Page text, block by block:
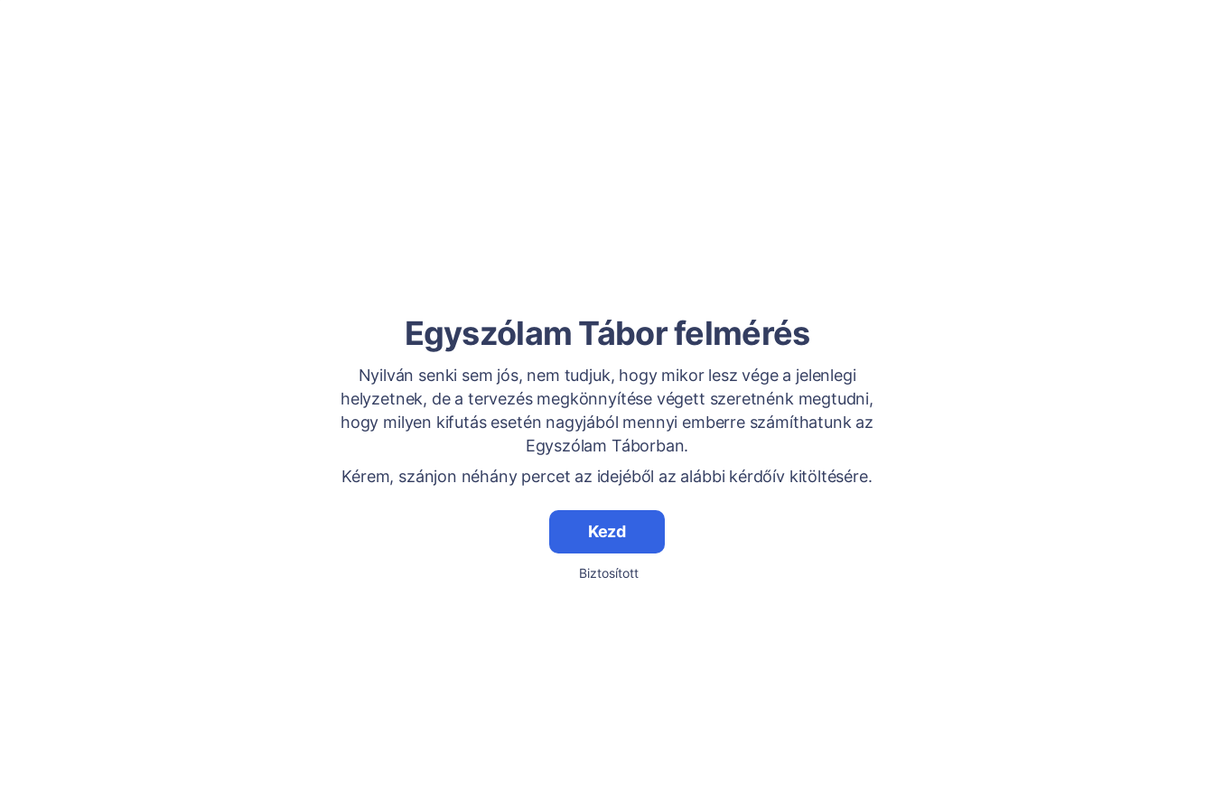
Egyszólam Tábor felmérés
Nyilván senki sem jós, nem tudjuk, hogy mikor lesz vége a jelenlegi
helyzetnek, de a tervezés megkönnyítése végett szeretnénk megtudni,
hogy milyen kifutás esetén nagyjából mennyi emberre számíthatunk az
Egyszólam Táborban.
Kérem, szánjon néhány percet az idejéből az alábbi kérdőív kitöltésére.
Kezd
Biztosított